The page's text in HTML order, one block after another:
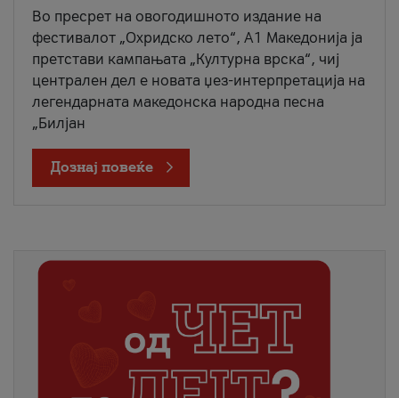
Во пресрет на овогодишното издание на
фестивалот „Охридско лето“, А1 Македонија ја
претстави кампањата „Културна врска“, чиј
централен дел е новата џез-интерпретација на
легендарната македонска народна песна
„Билјан
Дознај повеќе